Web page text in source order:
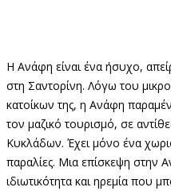
Η Ανάφη είναι ένα ήσυχο,
στη Σαντορίνη. Λόγω του
κατοίκων της, η Ανάφη
τον μαζικό τουρισμό, σε
Κυκλάδων. Έχει μόνο ένα
παραλίες. Μια επίσκεψη στην
ιδιωτικότητα και ηρεμία που